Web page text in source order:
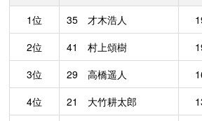
1位
35 才木浩人
2位
41 村上頌樹
3位
29 高橋遥人
4位
21 大竹耕太郎